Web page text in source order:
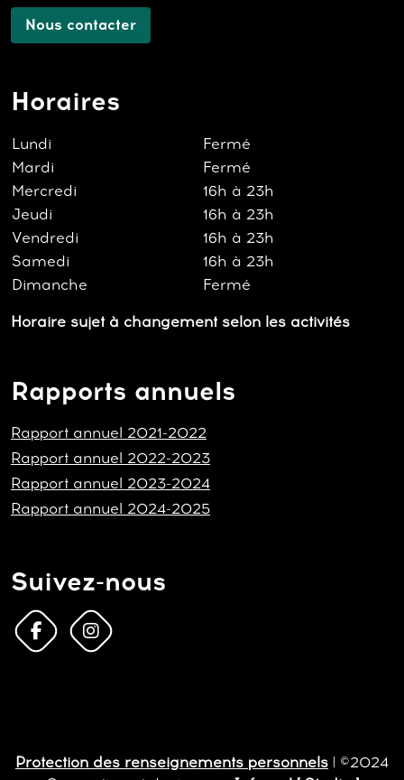
Nous contacter
Horaires
Lundi
Fermé
Mardi
Fermé
Mercredi
16h à 23h
Jeudi
16h à 23h
Vendredi
16h à 23h
Samedi
16h à 23h
Dimanche
Fermé
Horaire sujet à changement selon les activités
Rapports annuels
Rapport annuel 2021-2022
Rapport annuel 2022-2023
Rapport annuel 2023-2024
Rapport annuel 2024-2025
Suivez-nous
Protection des renseignements personnels | ©2024